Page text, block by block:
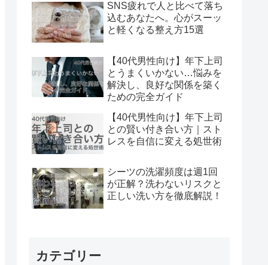
SNS疲れで人と比べて落ち
込むあなたへ。心がスーッ
と軽くなる整え方15選
【40代男性向け】年下上司
とうまくいかない…悩みを
解決し、良好な関係を築く
ための完全ガイド
【40代男性向け】年下上司
との賢い付き合い方｜スト
レスを自信に変える処世術
シーツの洗濯頻度は週1回
が正解？洗わないリスクと
正しい洗い方を徹底解説！
カテゴリー